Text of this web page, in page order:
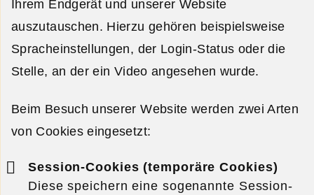
Ihrem Endgerät und unserer Website
auszutauschen. Hierzu gehören beispielsweise
Spracheinstellungen, der Login-Status oder die
Stelle, an der ein Video angesehen wurde.
Beim Besuch unserer Website werden zwei Arten
von Cookies eingesetzt:
Session-Cookies (temporäre Cookies)
Diese speichern eine sogenannte Session-